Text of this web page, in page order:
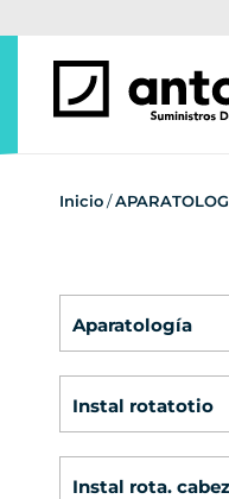
Inicio/
aparatología
instal rotatotio
instal rota.